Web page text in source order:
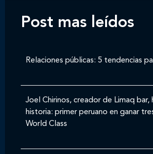
Contáctanos
Post mas leídos
Relaciones públicas: 5 tendencias
Joel Chirinos, creador de Limaq bar,
historia: primer peruano en ganar
World Class